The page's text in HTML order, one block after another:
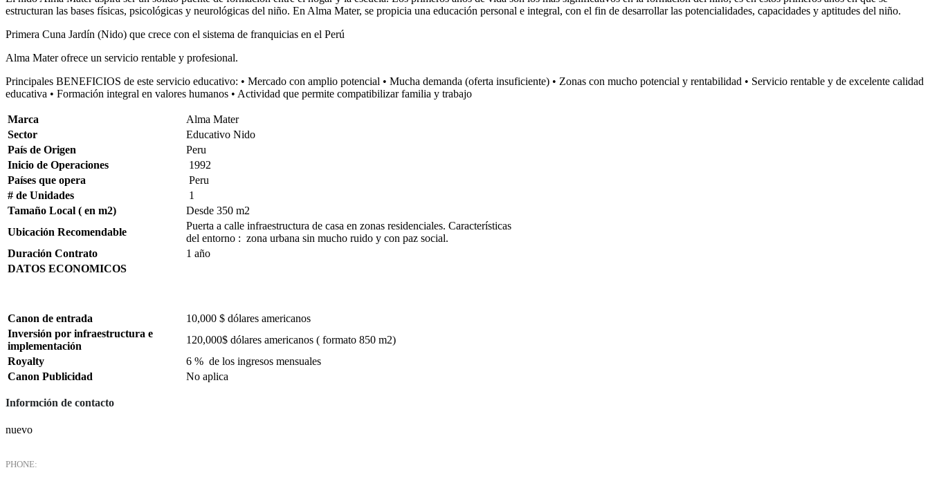
estructuran las bases físicas, psicológicas y neurológicas del niño. En Alma Mater, se propicia una educación personal e integral, con el fin de desarrollar las potencialidades, capacidades y aptitudes del niño.
Primera Cuna Jardín (Nido) que crece con el sistema de franquicias en el Perú
Alma Mater ofrece un servicio rentable y profesional.
Principales BENEFICIOS de este servicio educativo: • Mercado con amplio potencial • Mucha demanda (oferta insuficiente) • Zonas con mucho potencial y rentabilidad • Servicio rentable y de excelente calidad
educativa • Formación integral en valores humanos • Actividad que permite compatibilizar familia y trabajo
Marca
Alma Mater
Sector
Educativo Nido
País de Origen
Peru
Inicio de Operaciones
1992
Países que opera
Peru
# de Unidades
1
Tamaño Local ( en m2)
Desde 350 m2
Ubicación Recomendable
Puerta a calle infraestructura de casa en zonas residenciales. Características
del entorno : zona urbana sin mucho ruido y con paz social.
Duración Contrato
1 año
DATOS ECONOMICOS
Canon de entrada
10,000 $ dólares americanos
Inversión por infraestructura e
implementación
120,000$ dólares americanos ( formato 850 m2)
Royalty
6 % de los ingresos mensuales
Canon Publicidad
No aplica
Informción de contacto
nuevo
PHONE: